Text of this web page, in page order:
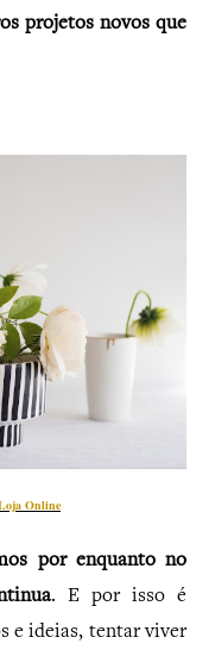
projetos novos que
Online
por enquanto no
. E por isso é
e ideias, tentar viver